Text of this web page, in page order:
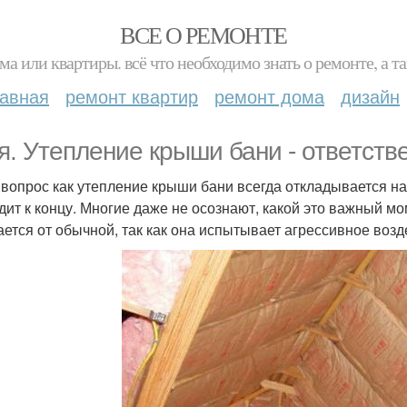
ВСЕ О РЕМОНТЕ
или квартиры. всё что необходимо знать о ремонте,
ремонт квартир ремонт дома дизайн
Утепление крыши бани -
как утепление крыши бани всегда откладывается
к концу. Многие даже не осознают, какой это важный
от обычной, так как она испытывает агрессивное